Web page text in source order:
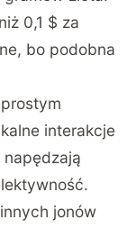
0,1 $ za
bo podobna
interakcje
napędzają
jonów